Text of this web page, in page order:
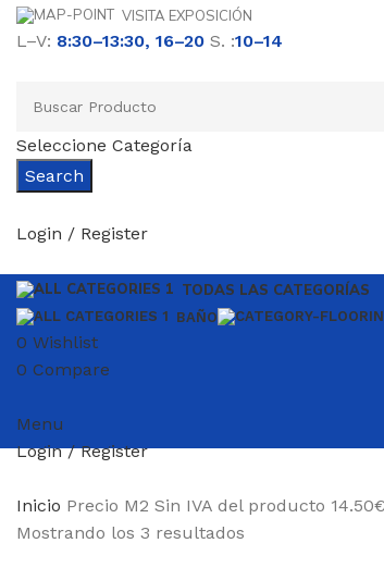
VISITA EXPOSICIÓN
L–V: 8:30–13:30, 16–20 S. :10–14
Seleccione Categoría
Search
Login / Register
TODAS LAS CATEGORÍAS
BAÑO
0 Wishlist
0 Compare
Menu
Login / Register
Inicio Precio M2 Sin IVA del producto
Mostrando los 3 resultados